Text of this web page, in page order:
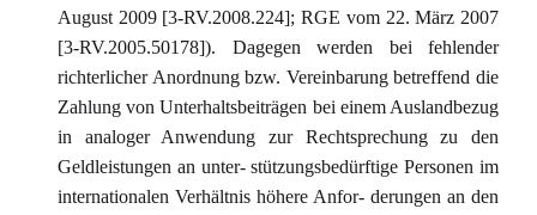
August 2009 [3-RV.2008.224]; RGE vom 22. März 2007
[3-RV.2005.50178]). Dagegen werden bei fehlender
richterlicher Anordnung bzw. Vereinbarung betreffend die
Zahlung von Unterhaltsbeiträgen bei einem Auslandbezug
in analoger Anwendung zur Rechtsprechung zu den
Geldleistungen an unter- stützungsbedürftige Personen im
internationalen Verhältnis höhere Anfor- derungen an den